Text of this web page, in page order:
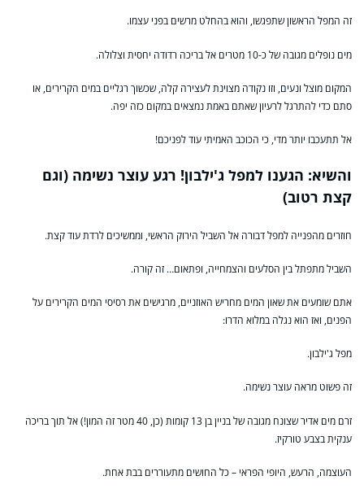
זה המפל הראשון שתפגשו, והוא בהחלט מרשים בפני עצמו.
מים נופלים מגובה של כ-10 מטרים אל בריכה רדודה יחסית וצלולה.
המקום מוצל ונעים, וזו נקודה מצוינת לעצירה קלה, שכשוך רגליים במים הקרירים, או
סתם כדי להתרגל לרעיון שאתם באמת נמצאים במקום כזה יפה.
אל תתעכבו יותר מדי, כי הכוכב האמיתי עוד לפניכם!
והשיא: הגענו למפל ג'ילבון! רגע עוצר נשימה (וגם
קצת רטוב)
חוזרים מהפנייה למפל דבורה אל השביל הירוק הראשי, וממשיכים לרדת עוד קצת.
השביל מתפתל בין הסלעים והצמחייה, ופתאום… זה קורה.
אתם שומעים את שאון המים מחריש האוזניים, מרגישים את רסיסי המים הקרירים על
הפנים, ואז הוא נגלה במלוא הדרו:
מפל ג'ילבון.
זה פשוט מראה עוצר נשימה.
זרם מים אדיר שצונח מגובה של בניין בן 13 קומות (כן, 40 מטר זה המון!) אל תוך בריכה
ענקית בצבע טורקיז.
העוצמה, הרעש, היופי הפראי – כל החושים מתעוררים בבת אחת.